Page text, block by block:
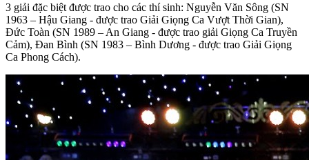
3 giải đặc biệt được trao cho các thí sinh: Nguyễn Văn Sông (SN
1963 – Hậu Giang - được trao Giải Giọng Ca Vượt Thời Gian),
Đức Toàn (SN 1989 – An Giang - được trao giải Giọng Ca Truyền
Cảm), Đan Bình (SN 1983 – Bình Dương - được trao Giải Giọng
Ca Phong Cách).